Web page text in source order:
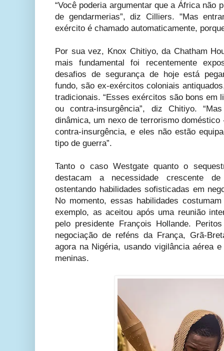
“Você poderia argumentar que a África não
de gendarmerias”, diz Cilliers. "Mas
exército é chamado automaticamente,
Por sua vez, Knox Chitiyo, da Chatham
mais fundamental foi recentemente
desafios de segurança de hoje está
fundo, são ex-exércitos coloniais
tradicionais. “Esses exércitos são bons em
ou contra-insurgência”, diz Chitiyo.
dinâmica, um nexo de terrorismo
contra-insurgência, e eles não estão
tipo de guerra”.
Tanto o caso Westgate quanto o
destacam a necessidade crescente
ostentando habilidades sofisticadas em
No momento, essas habilidades
exemplo, as aceitou após uma reunião
pelo presidente François Hollande.
negociação de reféns da França, Grã-
agora na Nigéria, usando vigilância aérea
meninas.